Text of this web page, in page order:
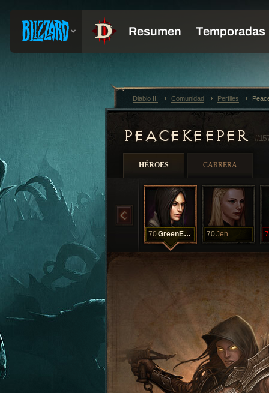
PEACEKEEPER
HÉROES CARRERA
70 GreenEyes 70Jen
Diablo III Comunidad Perfiles